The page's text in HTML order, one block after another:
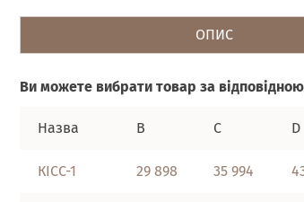
ОПИС
Ви можете вибрати товар за
Назва B C D
КІСС-1 29 898 35 994